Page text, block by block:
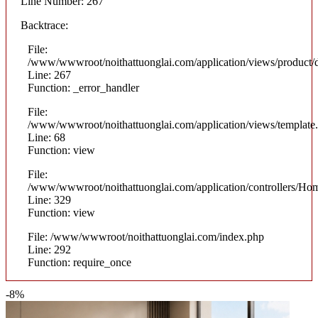
Backtrace:
File:
/www/wwwroot/noithattuonglai.com/application/views/product/
Line: 267
Function: _error_handler
File:
/www/wwwroot/noithattuonglai.com/application/views/
Line: 68
Function: view
File:
/www/wwwroot/noithattuonglai.com/application/controllers/
Line: 329
Function: view
File: /www/wwwroot/noithattuonglai.com/index.php
Line: 292
Function: require_once
-8%